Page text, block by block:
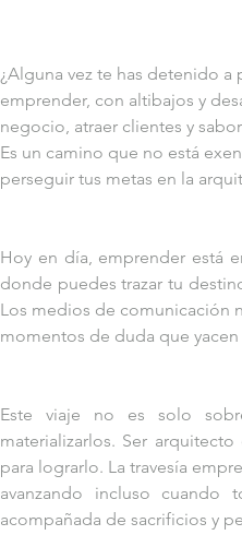
¿Alguna vez te has detenido a
emprender, con altibajos y
negocio, atraer clientes y
Es un camino que no está
perseguir tus metas en la
Hoy en día, emprender está
donde puedes trazar tu
Los medios de comunicación
momentos de duda que yacen
Este viaje no es solo
materializarlos. Ser
para lograrlo. La travesía
avanzando incluso cuando
acompañada de sacrificios y